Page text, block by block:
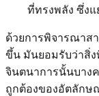
ที่ทรงพลัง ซึ่ง
ด้วยการพิจารณาส
ขึ้น มันยอมรับว่าสิ่ง
จินตนาการนั้นบาง
ถูกต้องของอัตลักษ